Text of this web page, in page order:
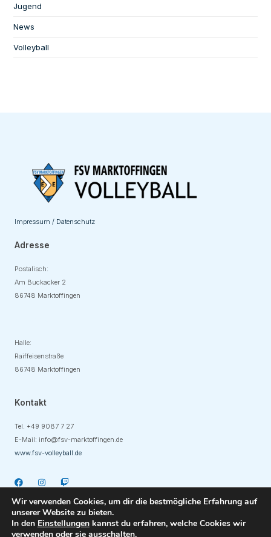
Jugend
News
Volleyball
Impressum / Datenschutz
Adresse
Postalisch:
Am Buckacker 2
86748 Marktoffingen
Halle:
Raiffeisenstraße
86748 Marktoffingen
Kontakt
Tel. +49 9087 7 27
E-Mail: info@fsv-marktoffingen.de
www.fsv-volleyball.de
Wir verwenden Cookies, um dir die bestmögliche Erfahrung auf
unserer Website zu bieten.
In den Einstellungen kannst du erfahren, welche Cookies wir
verwenden oder sie ausschalten.